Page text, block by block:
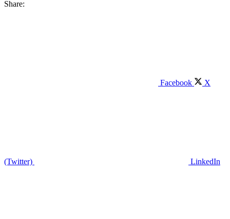
Share:
Facebook X
(Twitter) LinkedIn